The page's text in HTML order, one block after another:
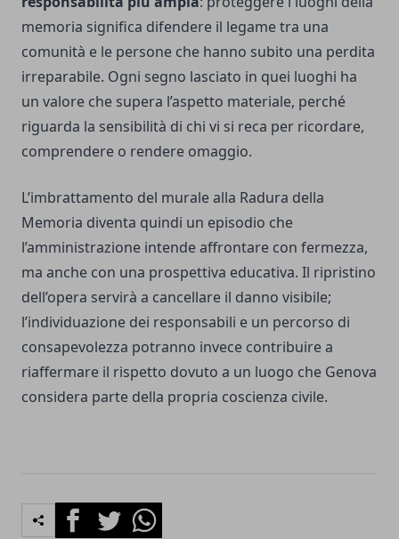
memoria significa difendere il legame tra una
comunità e le persone che hanno subito una perdita
irreparabile. Ogni segno lasciato in quei luoghi ha
un valore che supera l’aspetto materiale, perché
riguarda la sensibilità di chi vi si reca per ricordare,
comprendere o rendere omaggio.
L’imbrattamento del murale alla Radura della
Memoria diventa quindi un episodio che
l’amministrazione intende affrontare con fermezza,
ma anche con una prospettiva educativa. Il ripristino
dell’opera servirà a cancellare il danno visibile;
l’individuazione dei responsabili e un percorso di
consapevolezza potranno invece contribuire a
riaffermare il rispetto dovuto a un luogo che Genova
considera parte della propria coscienza civile.
FacebookTwitterWhatsapp